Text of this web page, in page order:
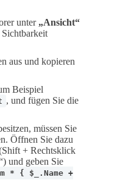
unter „Ansicht“
Sichtbarkeit
aus und kopieren
Beispiel
, und fügen Sie die
müssen Sie
Öffnen Sie dazu
+ Rechtsklick
und geben Sie
* { $_.Name +